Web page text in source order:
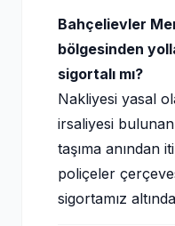
Bahçelievler
bölgesinden
sigortalı mı?
Nakliyesi yasal
irsaliyesi
taşıma anından
poliçeler
sigortamız